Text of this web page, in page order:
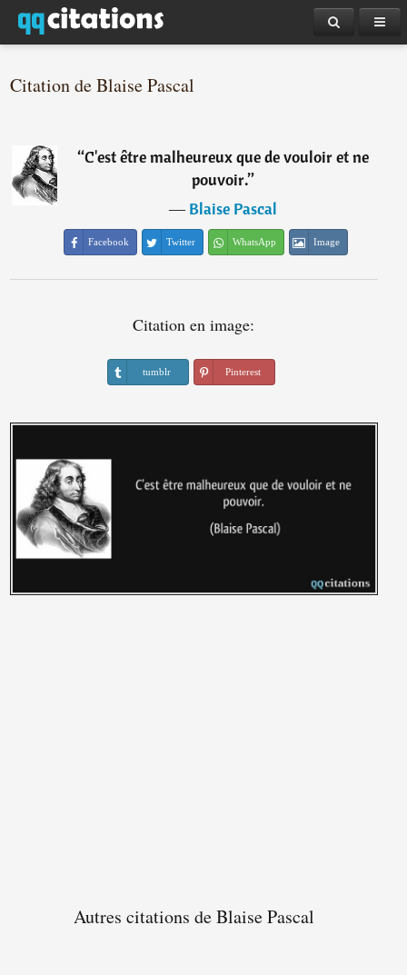
Citation de Blaise Pascal
“C'est être malheureux que de vouloir et ne
pouvoir.”
―Blaise Pascal
Facebook Twitter WhatsApp Image
Citation en image:
tumblr Pinterest
Autres citations de Blaise Pascal